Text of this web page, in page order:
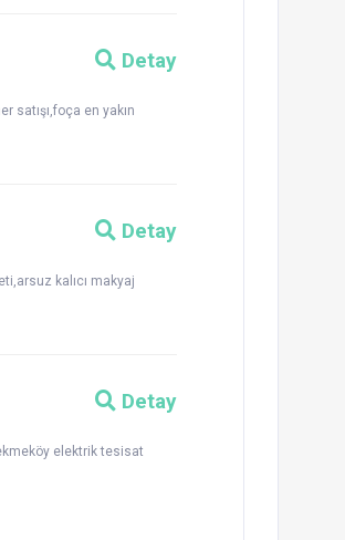
Detay
satışı,foça en yakın
Detay
kalıcı makyaj
Detay
elektrik tesisat